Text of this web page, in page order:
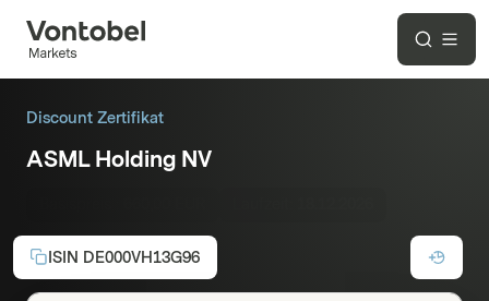
Discount Zertifikat
ASML Holding NV
ISIN DE000VH13G96